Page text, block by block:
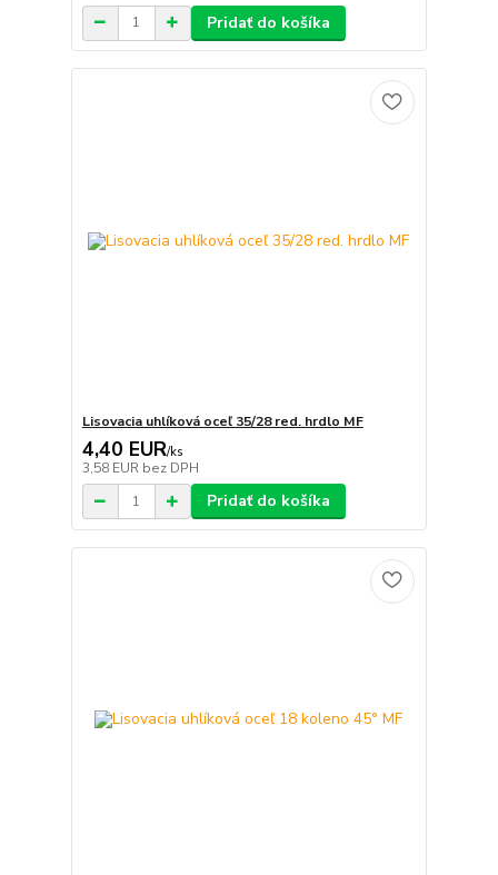
Pridať do košíka
Lisovacia uhlíková oceľ 35/28 red. hrdlo MF
4,40 EUR/ks
3,58 EUR bez DPH
Pridať do košíka